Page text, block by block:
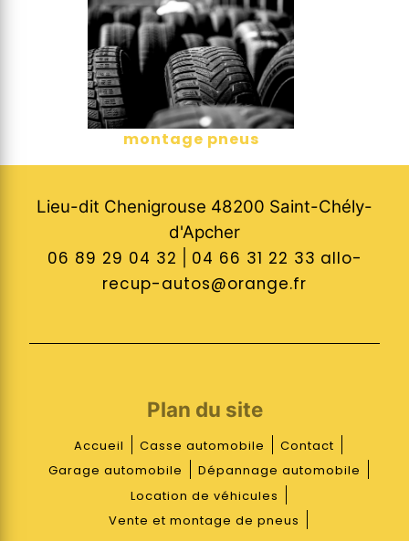
montage pneus
Lieu-dit Chenigrouse 48200 Saint-Chély-
d'Apcher
06 89 29 04 32 04 66 31 22 33 allo-
recup-autos@orange.fr
Plan du site
Accueil Casse automobile
Contact
Garage automobile
Dépannage automobile
Location de véhicules
Vente et montage de pneus